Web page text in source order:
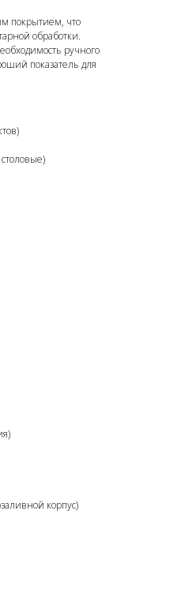
покрытием, что
обработки.
ручного
показатель для
корпус)